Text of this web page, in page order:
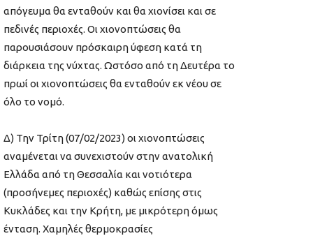
απόγευμα θα ενταθούν και θα χιονίσει και σε
πεδινές περιοχές. Οι χιονοπτώσεις θα
παρουσιάσουν πρόσκαιρη ύφεση κατά τη
διάρκεια της νύχτας. Ωστόσο από τη Δευτέρα το
πρωί οι χιονοπτώσεις θα ενταθούν εκ νέου σε
όλο το νομό.
Δ) Την Τρίτη (07/02/2023) οι χιονοπτώσεις
αναμένεται να συνεχιστούν στην ανατολική
Ελλάδα από τη Θεσσαλία και νοτιότερα
(προσήνεμες περιοχές) καθώς επίσης στις
Κυκλάδες και την Κρήτη, με μικρότερη όμως
ένταση. Χαμηλές θερμοκρασίες